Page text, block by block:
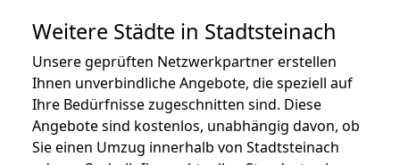
Weitere Städte in Stadtsteinach
Unsere geprüften Netzwerkpartner erstellen
Ihnen unverbindliche Angebote, die speziell auf
Ihre Bedürfnisse zugeschnitten sind. Diese
Angebote sind kostenlos, unabhängig davon, ob
Sie einen Umzug innerhalb von Stadtsteinach